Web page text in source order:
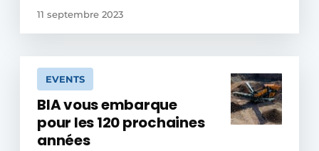
11 septembre 2023
EVENTS
BIA vous embarque
pour les 120 prochaines
années